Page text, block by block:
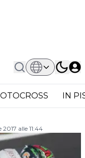
IN
Correrà Anche A
alle 11:44